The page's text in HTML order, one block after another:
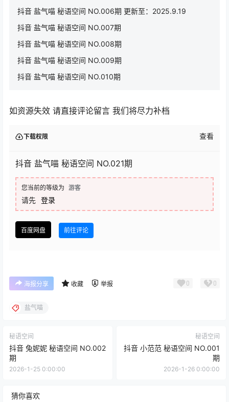
抖音 盐气喵 秘语空间 NO.006期 更新至：2025.9.19
抖音 盐气喵 秘语空间 NO.007期
抖音 盐气喵 秘语空间 NO.008期
抖音 盐气喵 秘语空间 NO.009期
抖音 盐气喵 秘语空间 NO.010期
如资源失效 请直接评论留言 我们将尽力补档
下载权限 查看
抖音 盐气喵 秘语空间 NO.021期
您当前的等级为 游客
请先 登录
百度网盘 前往评论
海报分享 收藏 举报 0 0
盐气喵
秘语空间
抖音 兔妮妮 秘语空间 NO.002
期
2026-1-25 0:00:00
秘语空间
抖音 小范范 秘语空间 NO.001
期
2026-1-26 0:00:00
猜你喜欢